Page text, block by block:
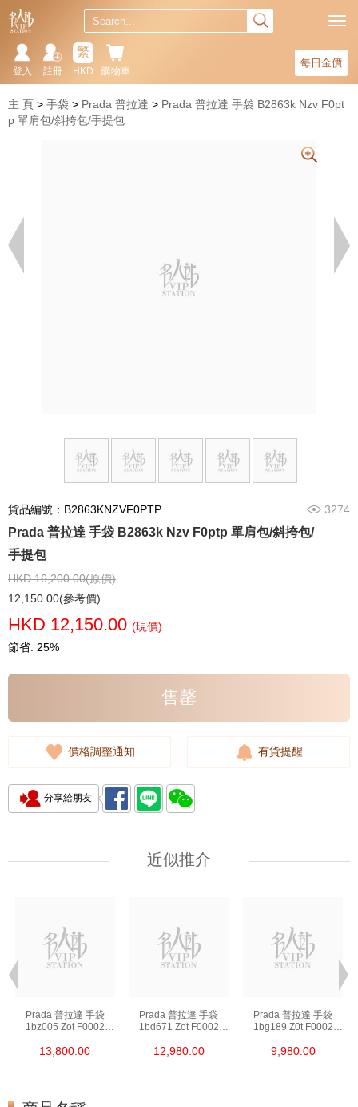
每日金價
購物車
繁
HKD
註冊
登入
主 頁 手袋 Prada 普拉達
Prada 普拉達 手袋 B2863k Nzv F0pt
p 單肩包/斜挎包/手提包
貨品編號：B2863KNZVF0PTP 3274
Prada 普拉達 手袋 B2863k Nzv F0ptp 單肩包/斜挎包/
手提包
HKD 16,200.00(原價)
12,150.00(參考價)
HKD 12,150.00 (現價)
節省: 25%
售罄
價格調整通知 有貨提醒
分享給朋友
近似推介
Prada 普拉達 手袋
1bz005 Zot F0002
13,800.00
Prada 普拉達 手袋
1bd671 Zot F0002
12,980.00
Prada 普拉達 手袋
1bg189 Z0t F0002
9,980.00